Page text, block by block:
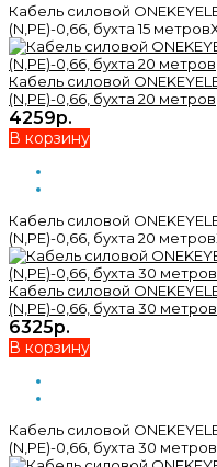
Кабель силовой
(N,PE)-0,66, бухта 15
Кабель силовой
(N,PE)-0,66, бухта 20 метров
4259р.
В корзину
Кабель силовой
(N,PE)-0,66, бухта 20
Кабель силовой
(N,PE)-0,66, бухта 30 метров
6325р.
В корзину
Кабель силовой
(N,PE)-0,66, бухта 30